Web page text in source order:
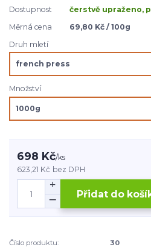
Dostupnost
čerstvě upraženo,
Měrná cena
69,80 Kč / 100g
Druh mletí
Množství
698 Kč/ks
623,21 Kč bez DPH
Přidat do
Číslo produktu:
30